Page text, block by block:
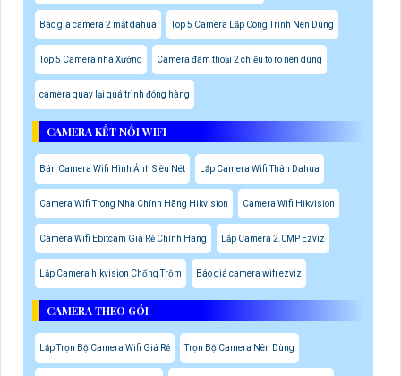
Báo giá camera 2 mắt dahua Top 5 Camera Lắp Công Trình Nên Dùng
Top 5 Camera nhà Xưởng Camera đàm thoại 2 chiều to rõ nên dùng
camera quay lại quá trình đóng hàng
CAMERA KẾT NỐI WIFI
Bán Camera Wifi Hình Ảnh Siêu Nét Lắp Camera Wifi Thân Dahua
Camera Wifi Trong Nhà Chính Hãng Hikvision Camera Wifi Hikvision
Camera Wifi Ebitcam Giá Rẻ Chính Hãng Lắp Camera 2.0MP Ezviz
Lắp Camera hikvision Chống Trộm Báo giá camera wifi ezviz
CAMERA THEO GÓI
Lắp Trọn Bộ Camera Wifi Giá Rẻ Trọn Bộ Camera Nên Dùng